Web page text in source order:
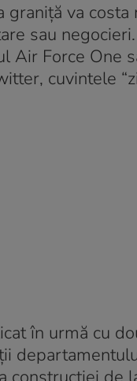
graniţă va
sau
Air Force One
cuvintele
în urmă cu